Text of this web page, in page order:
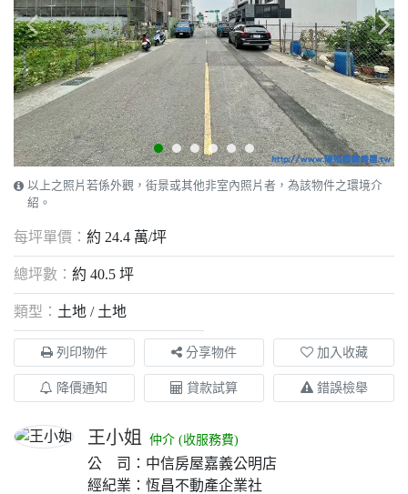
以上之照片若係外觀，街景或其他非室內照片者，為該物件之環境介
紹。
每坪單價： 約 24.4 萬/坪
總坪數： 約 40.5 坪
類型： 土地 / 土地
列印物件 分享物件 加入收藏
降價通知 貸款試算 錯誤檢舉
王小姐 仲介 (收服務費)
公 司：中信房屋嘉義公明店
經紀業：恆昌不動產企業社